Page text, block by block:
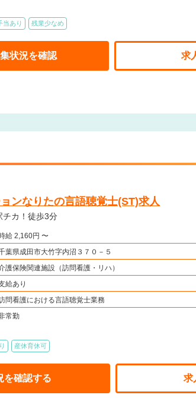
当あり 残業少なめ
状況を確認 求
ンなりたの言語聴覚士(ST)求人
/成田市】 ◆駅チカ！徒歩3分
時給 2,160円 〜
葉県成田市大竹字内沼３７０－５
護保険関連施設（訪問看護・リハ）
給あり
問看護における言語聴覚士業務
常勤
産休育休可
を確認する 求